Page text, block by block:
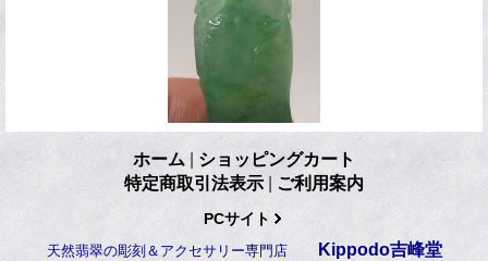
ホーム
ショッピングカート
特定商取引法表示
ご利用案内
PCサイト
天然翡翠の彫刻＆アクセサリー専門店 Kippodo吉峰堂